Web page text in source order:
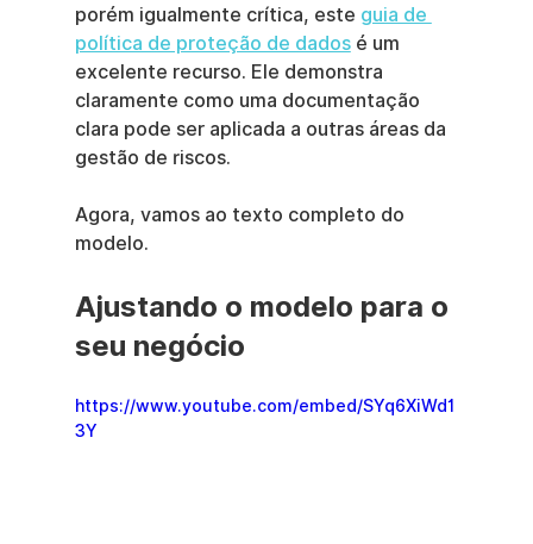
porém igualmente crítica, este guia de
política de proteção de dados é um
excelente recurso. Ele demonstra
claramente como uma documentação
clara pode ser aplicada a outras áreas da
gestão de riscos.
Agora, vamos ao texto completo do
modelo.
Ajustando o modelo para o
seu negócio
https://www.youtube.com/embed/SYq6XiWd1
3Y